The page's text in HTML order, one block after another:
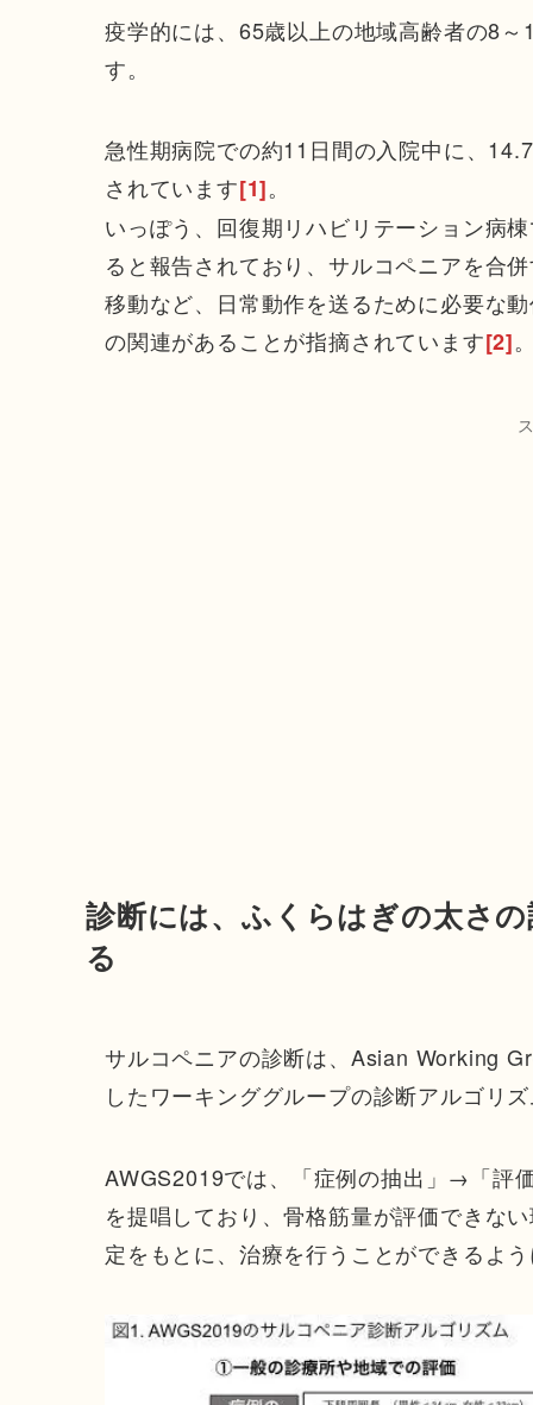
疫学的には、65歳以上の地域高齢者の8
す。
急性期病院での約11日間の入院中に、
されています[1]。
いっぽう、回復期リハビリテーション病
ると報告されており、サルコペニアを合
移動など、日常動作を送るために必要な
の関連があることが指摘されています[2]。
診断には、ふくらはぎの太さ
る
サルコペニアの診断は、Asian Working
したワーキンググループの診断アルゴリ
AWGS2019では、「症例の抽出」→「評
を提唱しており、骨格筋量が評価できな
定をもとに、治療を行うことができるよう